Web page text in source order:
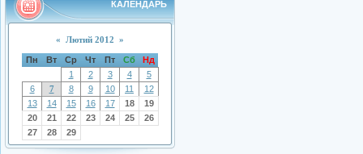
КАЛЕНДАРЬ
« Лютий 2012 »
Пн Вт Ср Чт Пт Сб
Нд
1
2 3 4
5
6
7 8 9 10 11
12
13
14 15 16 17 18
19
20
21 22 23 24 25
26
27
28 29